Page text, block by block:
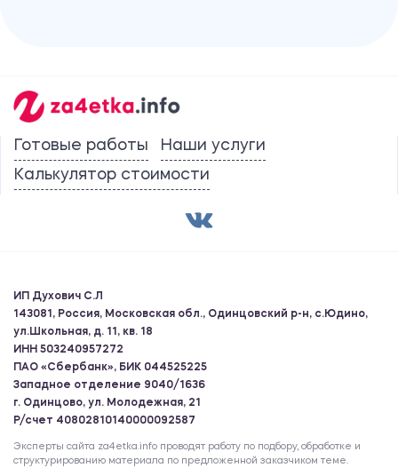
Готовые работы
Наши услуги
Калькулятор стоимости
ИП Духович С.Л
143081, Россия, Московская обл., Одинцовский р-н, с.Юдино,
ул.Школьная, д. 11, кв. 18
ИНН 503240957272
ПАО «Сбербанк», БИК 044525225
Западное отделение 9040/1636
г. Одинцово, ул. Молодежная, 21
Р/счет 40802810140000092587
Эксперты сайта za4etka.info проводят работу по подбору, обработке и
структурированию материала по предложенной заказчиком теме.